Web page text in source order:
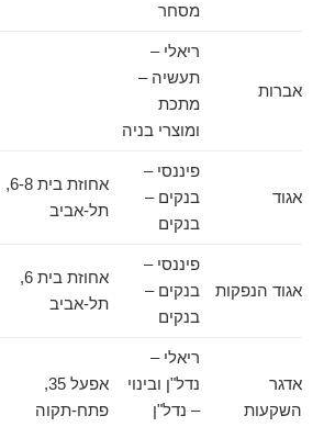
מסחר
אברות
ריאלי –
תעשיה –
מתכת
ומוצרי בניה
אגוד
פיננסי –
בנקים –
בנקים
אחוזת בית 6-8,
תל-אביב
אגוד הנפקות
פיננסי –
בנקים –
בנקים
אחוזת בית 6,
תל-אביב
אדגר
השקעות
ריאלי –
נדל"ן ובינוי
– נדל"ן
אפעל 35,
פתח-תקוה